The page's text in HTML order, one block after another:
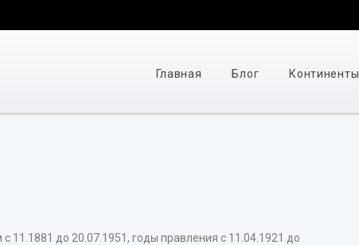
Главная Блог Континенты
до 20.07.1951, годы правления с 11.04.1921 до